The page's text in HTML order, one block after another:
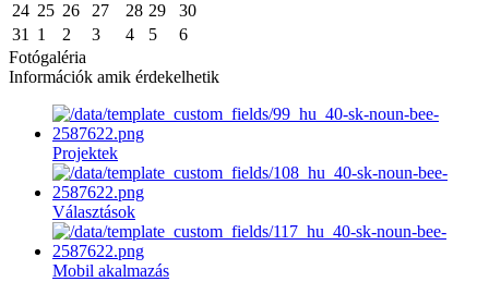
24 25 26 27 28 29
30
31
1 2 3 4 5
6
Fotógaléria
Információk amik érdekelhetik
Projektek
Választások
Mobil akalmazás